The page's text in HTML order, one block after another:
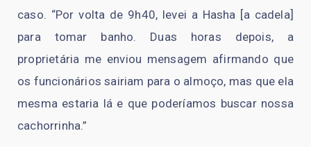
caso. “Por volta de 9h40, levei a Hasha [a cadela]
para tomar banho. Duas horas depois, a
proprietária me enviou mensagem afirmando que
os funcionários sairiam para o almoço, mas que ela
mesma estaria lá e que poderíamos buscar nossa
cachorrinha.”